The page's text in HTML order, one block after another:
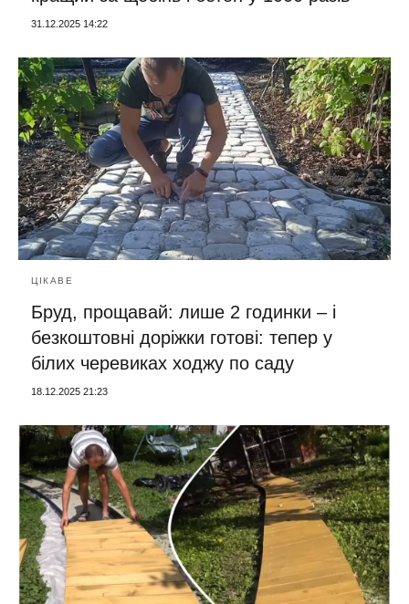
31.12.2025 14:22
ЦІКАВЕ
Бруд, прощавай: лише 2 годинки – і
безкоштовні доріжки готові: тепер у
білих черевиках ходжу по саду
18.12.2025 21:23